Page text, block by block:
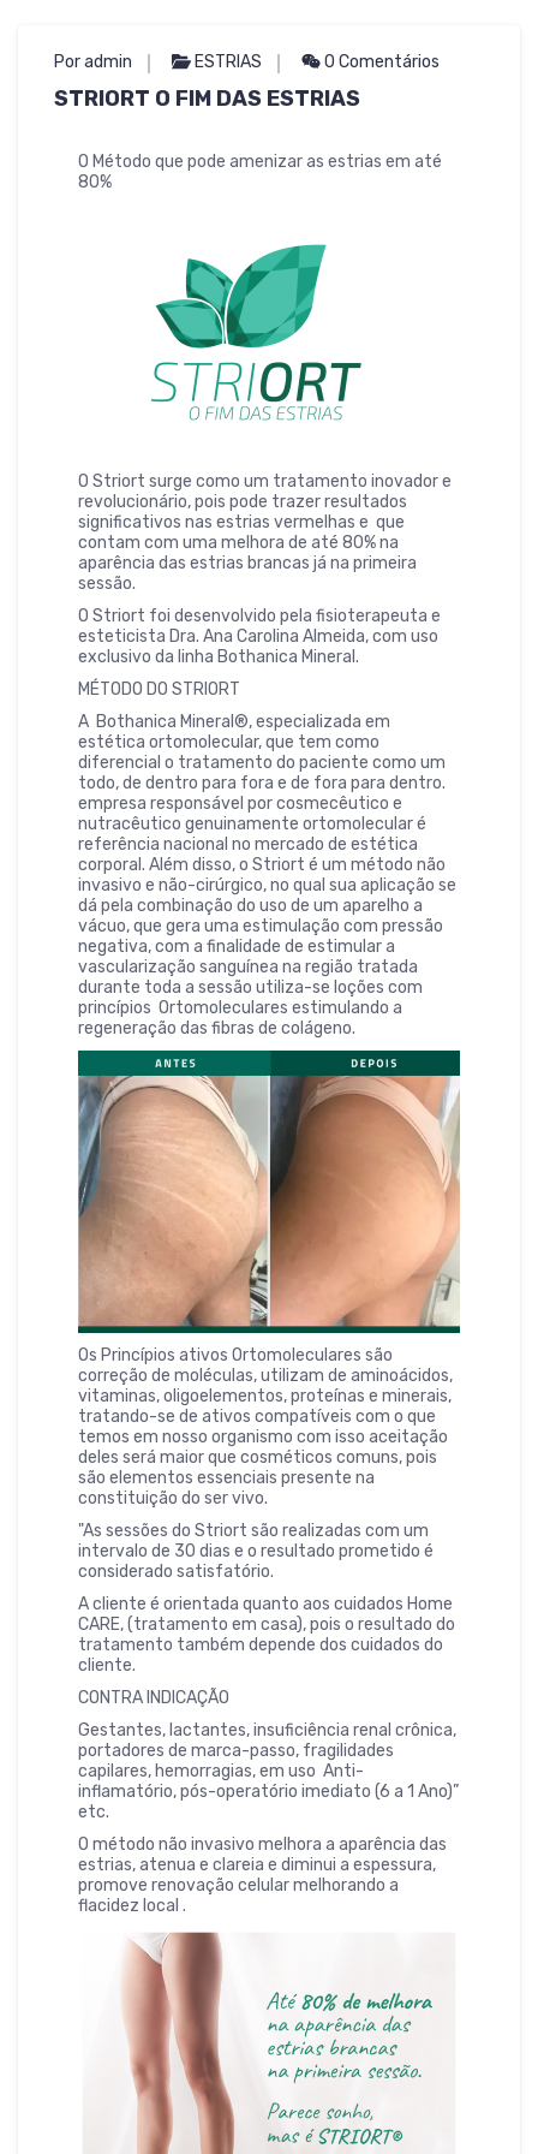
Por admin ESTRIAS 0 Comentários
STRIORT O FIM DAS ESTRIAS
O Método que pode amenizar as estrias em até
80%
O Striort surge como um tratamento inovador e
revolucionário, pois pode trazer resultados
significativos nas estrias vermelhas e que
contam com uma melhora de até 80% na
aparência das estrias brancas já na primeira
sessão.
O Striort foi desenvolvido pela fisioterapeuta e
esteticista Dra. Ana Carolina Almeida, com uso
exclusivo da linha Bothanica Mineral.
MÉTODO DO STRIORT
A Bothanica Mineral®, especializada em
estética ortomolecular, que tem como
diferencial o tratamento do paciente como um
todo, de dentro para fora e de fora para dentro.
empresa responsável por cosmecêutico e
nutracêutico genuinamente ortomolecular é
referência nacional no mercado de estética
corporal. Além disso, o Striort é um método não
invasivo e não-cirúrgico, no qual sua aplicação se
dá pela combinação do uso de um aparelho a
vácuo, que gera uma estimulação com pressão
negativa, com a finalidade de estimular a
vascularização sanguínea na região tratada
durante toda a sessão utiliza-se loções com
princípios Ortomoleculares estimulando a
regeneração das fibras de colágeno.
Os Princípios ativos Ortomoleculares são
correção de moléculas, utilizam de aminoácidos,
vitaminas, oligoelementos, proteínas e minerais,
tratando-se de ativos compatíveis com o que
temos em nosso organismo com isso aceitação
deles será maior que cosméticos comuns, pois
são elementos essenciais presente na
constituição do ser vivo.
"As sessões do Striort são realizadas com um
intervalo de 30 dias e o resultado prometido é
considerado satisfatório.
A cliente é orientada quanto aos cuidados Home
CARE, (tratamento em casa), pois o resultado do
tratamento também depende dos cuidados do
cliente.
CONTRA INDICAÇÃO
Gestantes, lactantes, insuficiência renal crônica,
portadores de marca-passo, fragilidades
capilares, hemorragias, em uso Anti-
inflamatório, pós-operatório imediato (6 a 1 Ano)”
etc.
O método não invasivo melhora a aparência das
estrias, atenua e clareia e diminui a espessura,
promove renovação celular melhorando a
flacidez local .